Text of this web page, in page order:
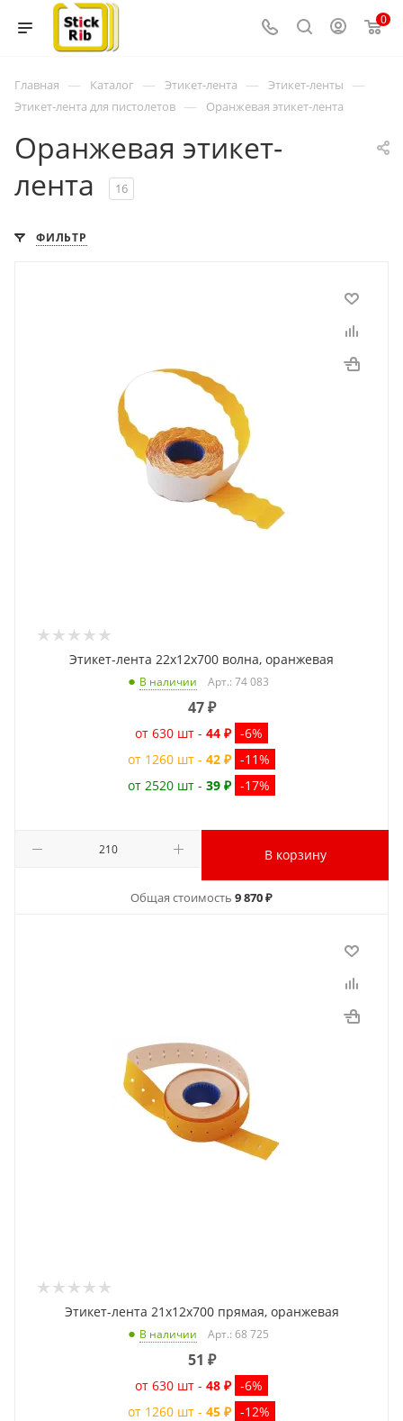
0
Главная — Каталог — Этикет-лента — Этикет-ленты —
Этикет-лента для пистолетов — Оранжевая этикет-лента
Оранжевая этикет-
лента
16
ФИЛЬТР
Этикет-лента 22x12x700 волна, оранжевая
В наличии Арт.: 74 083
47₽
от 630 шт - 44 ₽ -6%
от 1260 шт - 42 ₽ -11%
от 2520 шт - 39 ₽ -17%
В корзину
Общая стоимость 9 870 ₽
Этикет-лента 21x12x700 прямая, оранжевая
В наличии Арт.: 68 725
51 ₽
от 630 шт - 48 ₽ -6%
от 1260 шт - 45 ₽ -12%